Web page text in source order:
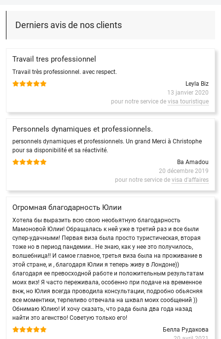
Derniers avis de nos clients
Travail tres professionnel
Travail très professionnel. avec respect.
Leyla Biz
13 janvier 2020
pour notre service de visa touristique
Personnels dynamiques et professionnels.
personnels dynamiques et professionnels. Un grand Merci à Christophe
pour sa disponibilité et sa réactivité.
Ba Amadou
20 décembre 2019
pour notre service de visa d'affaires
Огромная благодарность Юлии
Хотела бы выразить всю свою необьятную благодарность
Мамоновой Юлии! Обращалась к ней уже в третий раз и все были
супер-удачными! Первая виза была просто туристическая, вторая
тоже но в период пандемии.. Не знаю, как у нее это получилось,
волшебница!! И самое главное, третья виза была на проживание в
этой стране, и , благодаря Юлии я теперь живу в Лондоне))
благодаря ее превосходной работе и положительным результатам
моих виз! Я часто переживала, особенно при подаче на временное
внж, но Юлия всегда проводила консультации, подробно обьясняя
все моментики, терпеливо отвечала на шквал моих сообщений ))
Обнимаю Юлию! И хочу сказать, что рада была два года назад
найти это агенство! Советую только его!
Белла Рудакова